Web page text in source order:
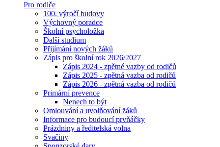
Pro rodiče
100. výročí budovy
Výchovný poradce
Školní psycholožka
Další studium
Přijímání nových žáků
Zápis pro školní rok 2026/2027
Zápis 2024 - zpětné vazby od rodičů
Zápis 2025 - zpětná vazba od rodičů
Zápis 2026 - zpětná vazba od rodičů
Primární prevence
Nenech to být
Omlouvání a uvolňování žáků
Informace pro budoucí prvňáčky
Prázdniny a ředitelská volna
Svačiny